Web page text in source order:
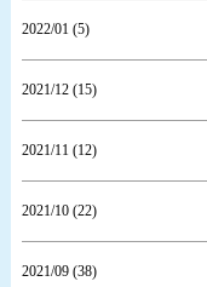
2022/01 (5)
2021/12 (15)
2021/11 (12)
2021/10 (22)
2021/09 (38)